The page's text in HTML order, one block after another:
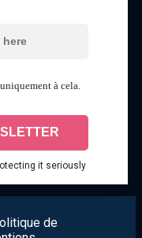
à cela.
it seriously
de